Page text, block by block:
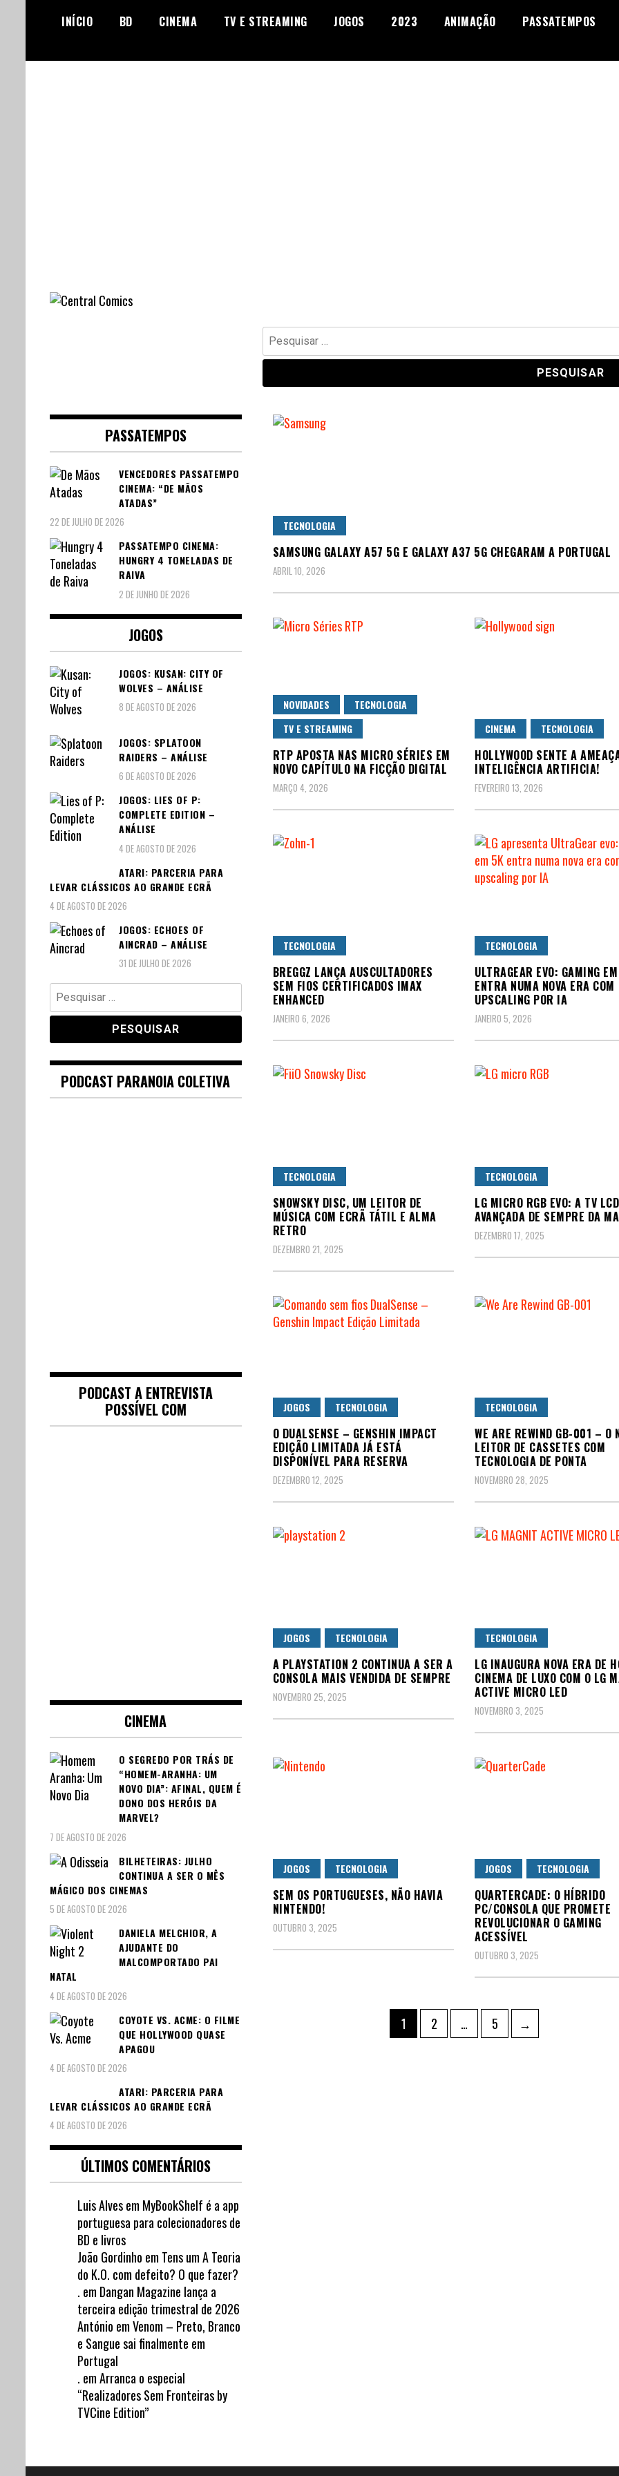
INÍCIO BD CINEMA TV E STREAMING JOGOS 2023 ANIMAÇÃO PASSATEMPOS
Pesquisar
por:
TECNOLOGIA
SAMSUNG GALAXY A57 5G E GALAXY A37 5G CHEGARAM A PORTUGAL
ABRIL 10, 2026
NOVIDADES
TECNOLOGIA
TV E STREAMING
RTP APOSTA NAS MICRO SÉRIES EM
NOVO CAPÍTULO NA FICÇÃO DIGITAL
MARÇO 4, 2026
CINEMA TECNOLOGIA
HOLLYWOOD SENTE A
INTELIGÊNCIA ARTIFICIA!
FEVEREIRO 13, 2026
TECNOLOGIA
BREGGZ LANÇA AUSCULTADORES
SEM FIOS CERTIFICADOS IMAX
ENHANCED
JANEIRO 6, 2026
TECNOLOGIA
ULTRAGEAR EVO: GAMING
ENTRA NUMA NOVA ERA COM
UPSCALING POR IA
JANEIRO 5, 2026
TECNOLOGIA
SNOWSKY DISC, UM LEITOR DE
MÚSICA COM ECRÃ TÁTIL E ALMA
RETRO
DEZEMBRO 21, 2025
TECNOLOGIA
LG MICRO RGB EVO: A TV
AVANÇADA DE SEMPRE DA
DEZEMBRO 17, 2025
JOGOS TECNOLOGIA
O DUALSENSE – GENSHIN IMPACT
EDIÇÃO LIMITADA JÁ ESTÁ
DISPONÍVEL PARA RESERVA
DEZEMBRO 12, 2025
TECNOLOGIA
WE ARE REWIND GB-001 – O
LEITOR DE CASSETES COM
TECNOLOGIA DE PONTA
NOVEMBRO 28, 2025
JOGOS TECNOLOGIA
A PLAYSTATION 2 CONTINUA A SER A
CONSOLA MAIS VENDIDA DE SEMPRE
NOVEMBRO 25, 2025
TECNOLOGIA
LG INAUGURA NOVA ERA DE
CINEMA DE LUXO COM O LG
ACTIVE MICRO LED
NOVEMBRO 3, 2025
JOGOS TECNOLOGIA
SEM OS PORTUGUESES, NÃO HAVIA
NINTENDO!
OUTUBRO 3, 2025
JOGOS TECNOLOGIA
QUARTERCADE: O HÍBRIDO
PC/CONSOLA QUE PROMETE
REVOLUCIONAR O GAMING
ACESSÍVEL
OUTUBRO 3, 2025
Page
1 Page
2 … Page
5 →
PASSATEMPOS
VENCEDORES PASSATEMPO
CINEMA: “DE MÃOS
ATADAS”
22 DE JULHO DE 2026
PASSATEMPO CINEMA:
HUNGRY 4 TONELADAS DE
RAIVA
2 DE JUNHO DE 2026
JOGOS
JOGOS: KUSAN: CITY OF
WOLVES – ANÁLISE
8 DE AGOSTO DE 2026
JOGOS: SPLATOON
RAIDERS – ANÁLISE
6 DE AGOSTO DE 2026
JOGOS: LIES OF P:
COMPLETE EDITION –
ANÁLISE
4 DE AGOSTO DE 2026
ATARI: PARCERIA PARA
LEVAR CLÁSSICOS AO GRANDE ECRÃ
4 DE AGOSTO DE 2026
JOGOS: ECHOES OF
AINCRAD – ANÁLISE
31 DE JULHO DE 2026
Pesquisar
por:
PODCAST PARANOIA COLETIVA
PODCAST A ENTREVISTA
POSSÍVEL COM
CINEMA
O SEGREDO POR TRÁS DE
“HOMEM-ARANHA: UM
NOVO DIA”: AFINAL, QUEM É
DONO DOS HERÓIS DA
MARVEL?
7 DE AGOSTO DE 2026
BILHETEIRAS: JULHO
CONTINUA A SER O MÊS
MÁGICO DOS CINEMAS
5 DE AGOSTO DE 2026
DANIELA MELCHIOR, A
AJUDANTE DO
MALCOMPORTADO PAI
NATAL
4 DE AGOSTO DE 2026
COYOTE VS. ACME: O FILME
QUE HOLLYWOOD QUASE
APAGOU
4 DE AGOSTO DE 2026
ATARI: PARCERIA PARA
LEVAR CLÁSSICOS AO GRANDE ECRÃ
4 DE AGOSTO DE 2026
ÚLTIMOS COMENTÁRIOS
Luis Alvesem MyBookShelf é a app
portuguesa para colecionadores de
BD e livros
João Gordinho em Tens um A Teoria
do K.O. com defeito? O que fazer?
. em Dangan Magazine lança a
terceira edição trimestral de 2026
António emVenom – Preto, Branco
e Sangue sai finalmente em
Portugal
. emArranca o especial
“Realizadores Sem Fronteiras by
TVCine Edition”